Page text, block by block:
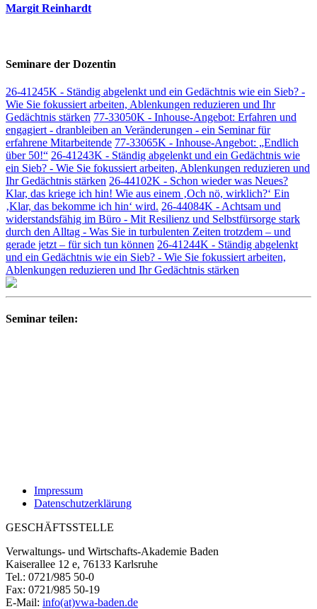
Margit Reinhardt
Seminare der Dozentin
26-41245K - Ständig abgelenkt und ein Gedächtnis wie ein Sieb? -
Wie Sie fokussiert arbeiten, Ablenkungen reduzieren und Ihr
Gedächtnis stärken 77-33050K - Inhouse-Angebot: Erfahren und
engagiert - dranbleiben an Veränderungen - ein Seminar für
erfahrene Mitarbeitende 77-33065K - Inhouse-Angebot: „Endlich
über 50!“ 26-41243K - Ständig abgelenkt und ein Gedächtnis wie
ein Sieb? - Wie Sie fokussiert arbeiten, Ablenkungen reduzieren und
Ihr Gedächtnis stärken 26-44102K - Schon wieder was Neues?
Klar, das kriege ich hin! Wie aus einem ‚Och nö, wirklich?‘ Ein
‚Klar, das bekomme ich hin‘ wird. 26-44084K - Achtsam und
widerstandsfähig im Büro - Mit Resilienz und Selbstfürsorge stark
durch den Alltag - Was Sie in turbulenten Zeiten trotzdem – und
gerade jetzt – für sich tun können 26-41244K - Ständig abgelenkt
und ein Gedächtnis wie ein Sieb? - Wie Sie fokussiert arbeiten,
Ablenkungen reduzieren und Ihr Gedächtnis stärken
Seminar teilen:
Impressum
Datenschutzerklärung
GESCHÄFTSSTELLE
Verwaltungs- und Wirtschafts-Akademie Baden
Kaiserallee 12 e, 76133 Karlsruhe
Tel.: 0721/985 50-0
Fax: 0721/985 50-19
E-Mail: info(at)vwa-baden.de